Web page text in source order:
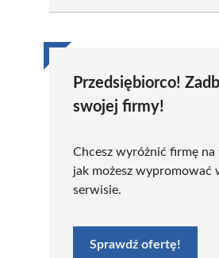
Przedsiębiorco!
swojej firmy!
Chcesz wyróżnić firmę
jak możesz
serwisie.
Sprawdź ofertę!